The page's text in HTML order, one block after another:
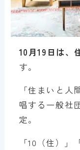
10月19日は、
す。
「住まいと
唱する一般社
定。
「10（住）